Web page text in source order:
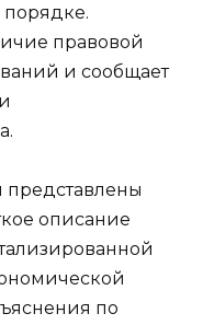
правовой
и сообщает
описание
по